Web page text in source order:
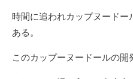
時間に追われカップヌードー
ある。
このカップーヌードールの開